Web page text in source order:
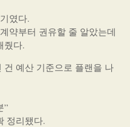
였다.
약부터 권유할 줄 알았는데
줬다.
예산 기준으로 플랜을 나
”
정리됐다.